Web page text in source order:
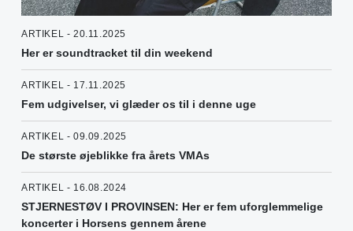
ARTIKEL - 20.11.2025
Her er soundtracket til din weekend
ARTIKEL - 17.11.2025
Fem udgivelser, vi glæder os til i denne uge
ARTIKEL - 09.09.2025
De største øjeblikke fra årets VMAs
ARTIKEL - 16.08.2024
STJERNESTØV I PROVINSEN: Her er fem uforglemmelige
koncerter i Horsens gennem årene